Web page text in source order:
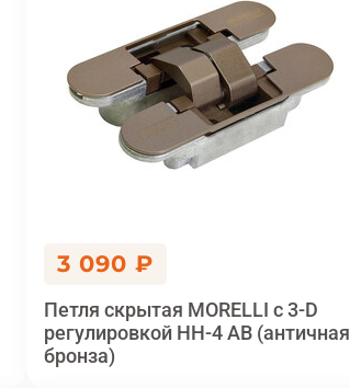
3 090 ₽
Петля скрытая MORELLI с 3-D
регулировкой HH-4 AB (античная
бронза)